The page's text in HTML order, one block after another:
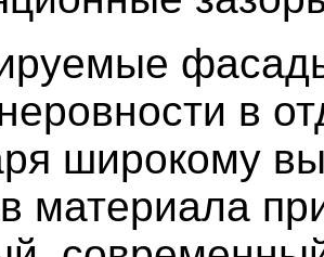
в
широкому
материала